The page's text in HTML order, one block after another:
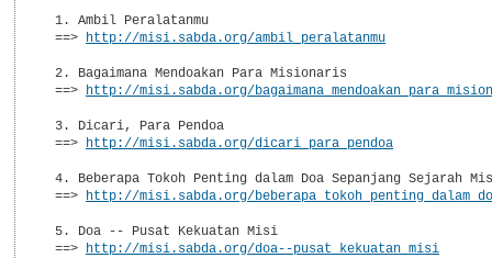
  1. Ambil Peralatanmu
  ==>
http://misi.sabda.org/ambil_peralatanmu
  2. Bagaimana Mendoakan Para Misionaris
  ==>
http://misi.sabda.org/
  3. Dicari, Para Pendoa
  ==>
http://misi.sabda.org/dicari_para_pendoa
4. Beberapa Tokoh Penting dalam Doa Sepanjang Sejarah
  ==>
http://misi.sabda.org/
  5. Doa -- Pusat Kekuatan Misi
  ==>
http://misi.sabda.org/doa--pusat_kekuatan_misi